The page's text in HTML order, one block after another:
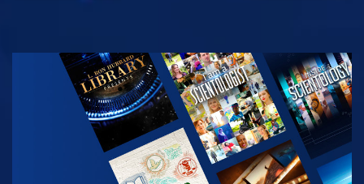
TITTA
UTFORSKA
SERIEN